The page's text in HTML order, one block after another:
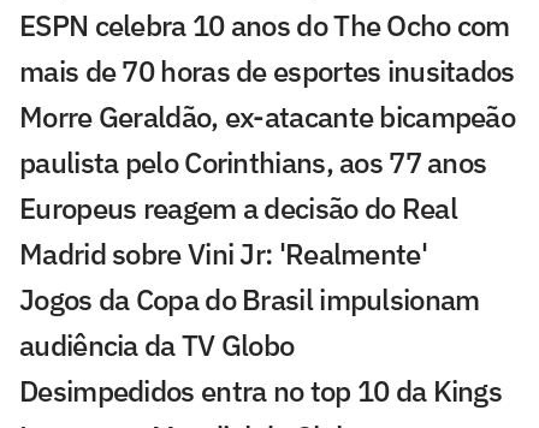
ESPN celebra 10 anos do The Ocho com
mais de 70 horas de esportes inusitados
Morre Geraldão, ex-atacante bicampeão
paulista pelo Corinthians, aos 77 anos
Europeus reagem a decisão do Real
Madrid sobre Vini Jr: 'Realmente'
Jogos da Copa do Brasil impulsionam
audiência da TV Globo
Desimpedidos entra no top 10 da Kings